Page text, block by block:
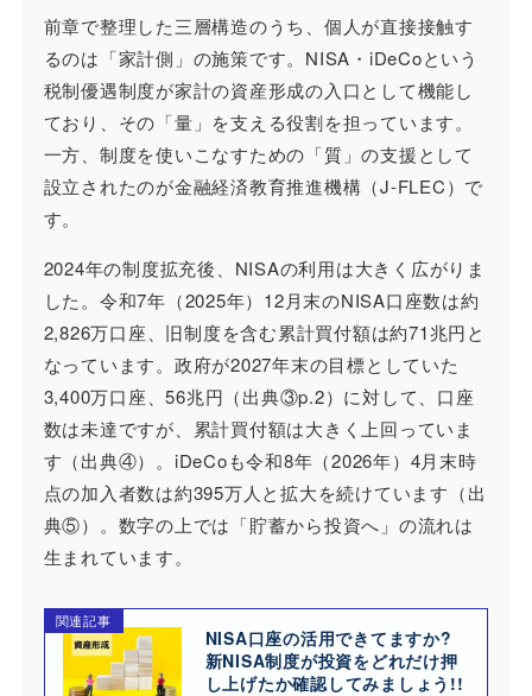
前章で整理した三層構造のうち、個人が直接接触す
るのは「家計側」の施策です。NISA・iDeCoという
税制優遇制度が家計の資産形成の入口として機能し
ており、その「量」を支える役割を担っています。
一方、制度を使いこなすための「質」の支援として
設立されたのが金融経済教育推進機構（J-FLEC）で
す。
2024年の制度拡充後、NISAの利用は大きく広がりま
した。令和7年（2025年）12月末のNISA口座数は約
2,826万口座、旧制度を含む累計買付額は約71兆円と
なっています。政府が2027年末の目標としていた
3,400万口座、56兆円（出典③p.2）に対して、口座
数は未達ですが、累計買付額は大きく上回っていま
す（出典④）。iDeCoも令和8年（2026年）4月末時
点の加入者数は約395万人と拡大を続けています（出
典⑤）。数字の上では「貯蓄から投資へ」の流れは
生まれています。
関連記事
NISA口座の活用できてますか?
新NISA制度が投資をどれだけ押
し上げたか確認してみましょう!!